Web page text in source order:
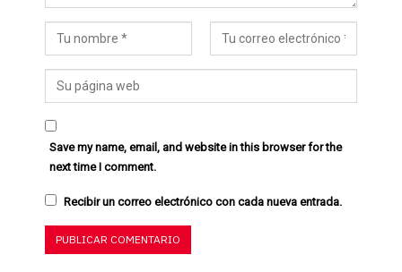
Save my name, email, and website in this browser for the
next time I comment.
Recibir un correo electrónico con cada nueva entrada.